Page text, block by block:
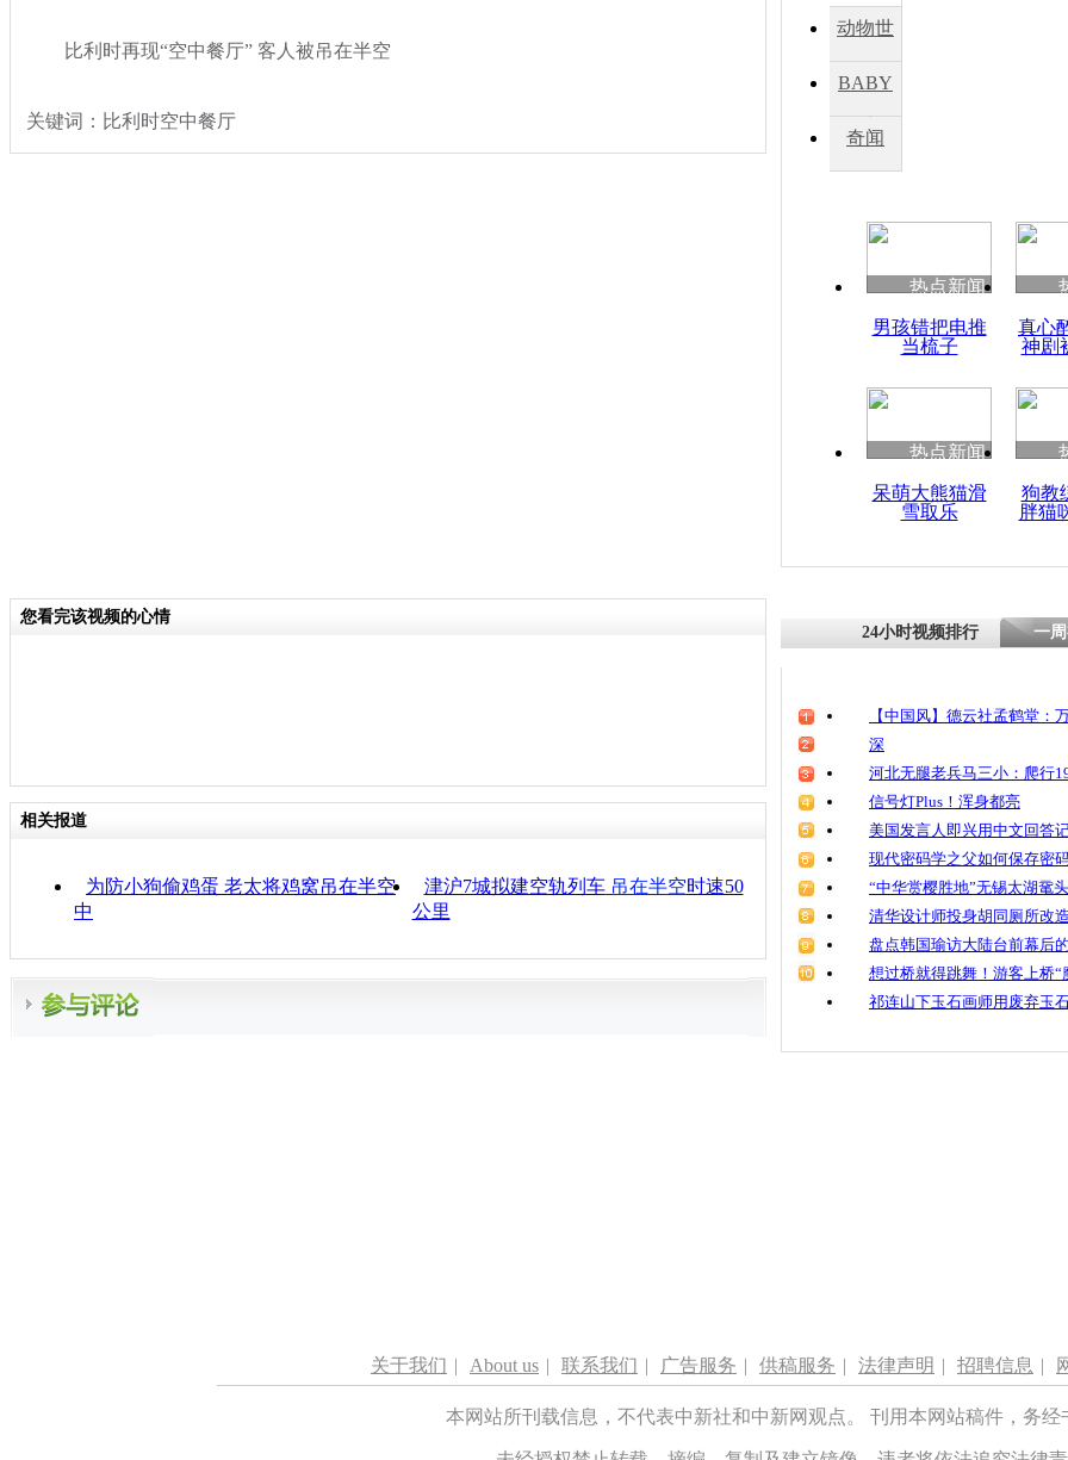
比利时再现“空中餐厅” 客人被吊在半空
关键词：比利时空中餐厅
动物世
BABY
秀
奇闻
热点新闻
男孩错把电推
当梳子
真心
神剧
热点新闻
呆萌大熊猫滑
雪取乐
狗教
胖猫
您看完该视频的心情
相关报道
为防小狗偷鸡蛋 老太将鸡窝吊在半空
中
津沪7城拟建空轨列车吊在半空时速50
公里
24小时视频排行 一
【中国风】德云社孟鹤堂：
深
河北无腿老兵马三小：爬行
信号灯Plus！浑身都亮
美国发言人即兴用中文回答
现代密码学之父如何保存
“中华赏樱胜地”无锡太湖鼋
清华设计师投身胡同厕所改
盘点韩国瑜访大陆台前幕后
想过桥就得跳舞！游客上桥“
祁连山下玉石画师用废弃玉
关于我们 | About us | 联系我们 | 广告服务 | 供稿服务 | 法律声明 | 招聘信息 |
本网站所刊载信息，不代表中新社和中新网观点。 刊用本网站稿件，务经